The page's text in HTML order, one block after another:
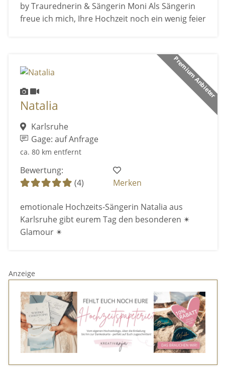
by Traurednerin & Sängerin Moni Als Sängerin
freue ich mich, Ihre Hochzeit noch ein wenig feier
Premium Anbieter
Natalia
Karlsruhe
Gage: auf Anfrage
ca. 80 km entfernt
Bewertung:
(4)
Merken
emotionale Hochzeits-Sängerin Natalia aus
Karlsruhe gibt eurem Tag den besonderen ✴
Glamour ✴
Anzeige